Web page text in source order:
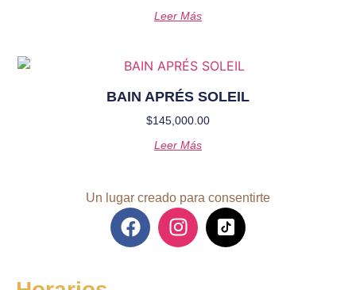
Leer Más
BAIN APRÉS SOLEIL
$145,000.00
Leer Más
Un lugar creado para consentirte